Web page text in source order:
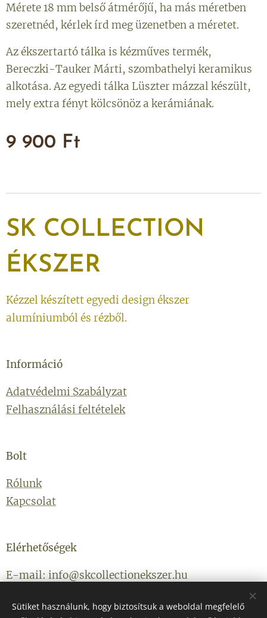
Mérete 18 mm belső átmérőjű, ha más méretben
szeretnéd, kérlek írd meg üzenetben a méretet.
Az ékszertartó tálka is kézműves termék,
Bereczki-Tauker Márti, szombathelyi keramikus
alkotása. Az egyedi tálka Lüszter mázzal készült,
mely extra fényt kölcsönöz a kerámiának.
9 900 Ft
SK COLLECTION
ÉKSZER
Kézzel készített egyedi design ékszer
alumíniumból és rézből.
Információ
Adatvédelmi Szabályzat
Felhasználási feltételek
Bolt
Rólunk
Kapcsolat
Elérhetőségek
E-mail: info@skcollectionekszer.hu
Sütiket használunk, hogy biztosítsuk a weboldal megfelelő